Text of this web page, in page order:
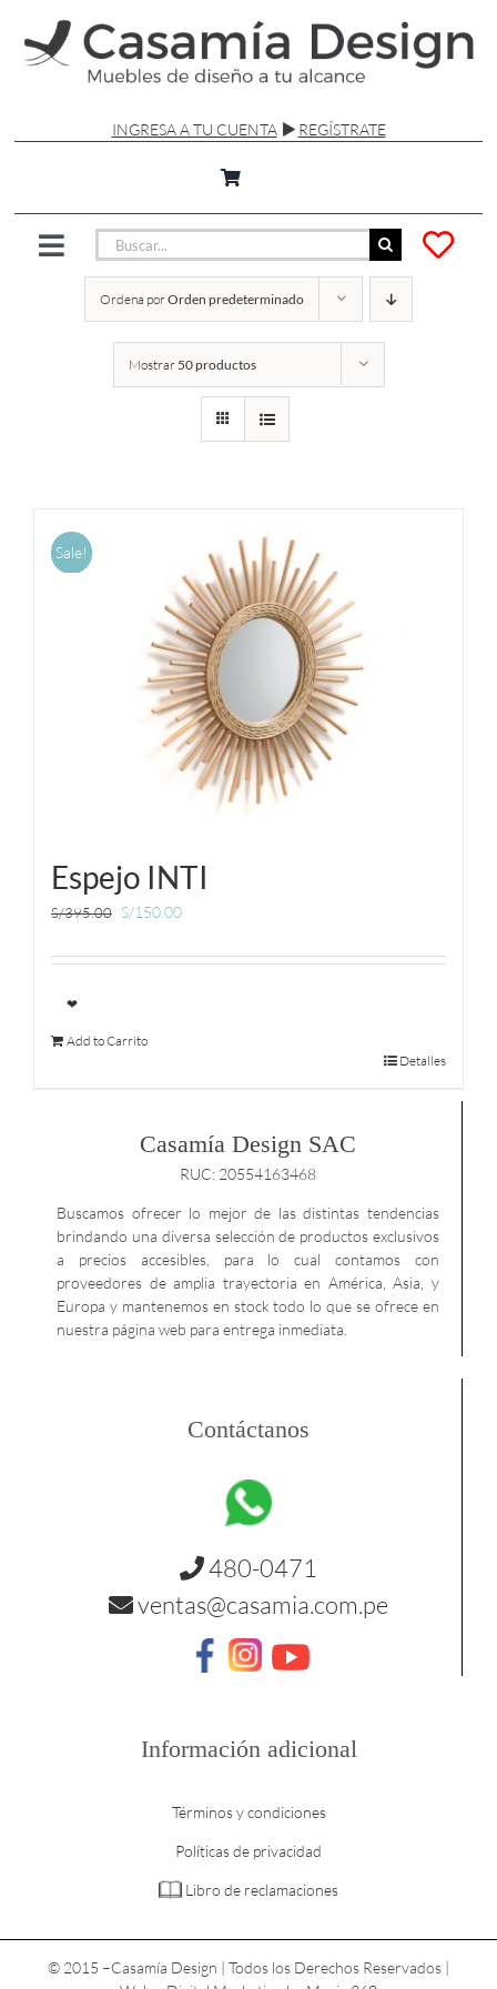
contenido
INGRESA A TU CUENTA REGÍSTRATE
Toggle
Navigation
SILLAS Y SOFÁS
MESAS
ACCESORIOS
OFERTAS
Carrito de Compras
Buscar:
Ordena porOrden predeterminado
Mostrar 50 productos
Sale!
Espejo INTI
S/395.00 S/150.00
❤
Add to Carrito
Detalles
Casamía Design SAC
RUC: 20554163468
Buscamos ofrecer lo mejor de las distintas tendencias
brindando una diversa selección de productos exclusivos
a precios accesibles, para lo cual contamos con
proveedores de amplia trayectoria en América, Asia, y
Europa y mantenemos en stock todo lo que se ofrece en
nuestra página web para entrega inmediata.
Contáctanos
480-0471
ventas@casamia.com.pe
Información adicional
Términos y condiciones
Políticas de privacidad
Libro de reclamaciones
© 2015 –Casamía Design | Todos los Derechos Reservados |